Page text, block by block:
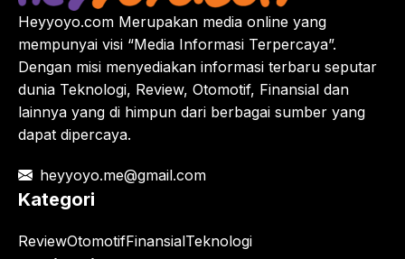
Heyyoyo.com Merupakan media online yang
mempunyai visi “Media Informasi Terpercaya”.
Dengan misi menyediakan informasi terbaru seputar
dunia Teknologi, Review, Otomotif, Finansial dan
lainnya yang di himpun dari berbagai sumber yang
dapat dipercaya.
heyyoyo.me@gmail.com
Kategori
ReviewOtomotifFinansialTeknologi